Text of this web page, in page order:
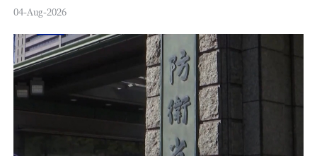
04-Aug-2026